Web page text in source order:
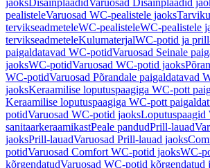
jaoksDisainplaadidVaruosad Disainplaadid
pealisteleVaruosad WC-pealistele jaoks
tervikseadmeteleWC-pealisteleWC-pealistele
tervikseadmeteleKulumaterjalWC-potid ja
paigaldatavad WC-potidVaruosad Seinale
jaoksWC-potidVaruosad WC-potid jaoks
WC-potidVaruosad Põrandale paigaldatavad
jaoksKeraamilise loputuspaagiga WC-pott
Keraamilise loputuspaagiga WC-pott
potidVaruosad WC-potid jaoksLoputuspaagid
sanitaarkeraamikastPeale pandudPrill-lauad
jaoksPrill-lauadVaruosad Prill-lauad jaoks
potidVaruosad Comfort WC-potid jaoksWC-
kõrgendatudVaruosad WC-potid kõrgendatud